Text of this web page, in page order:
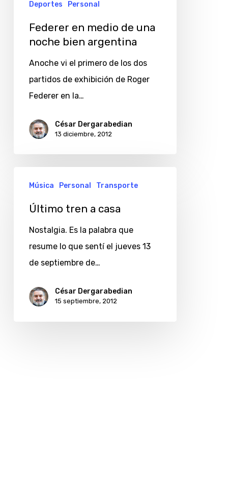
Deportes Personal
Federer en medio de una
noche bien argentina
Anoche vi el primero de los dos
partidos de exhibición de Roger
Federer en la…
César Dergarabedian
13 diciembre, 2012
Música Personal Transporte
Último tren a casa
Nostalgia. Es la palabra que
resume lo que sentí el jueves 13
de septiembre de…
César Dergarabedian
15 septiembre, 2012